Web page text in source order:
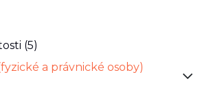
(5)
a právnické osoby)